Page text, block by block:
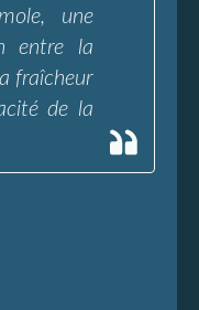
une
entre la
fraîcheur
de la